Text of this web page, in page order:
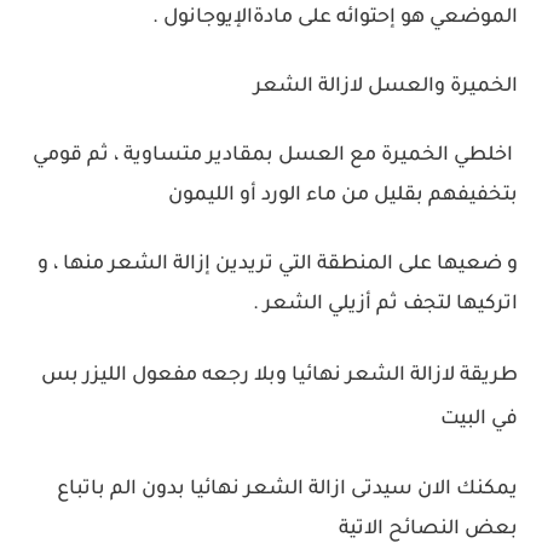
الموضعي هو إحتوائه على مادةالإيوجانول .
الخميرة والعسل لازالة الشعر
اخلطي الخميرة مع العسل بمقادير متساوية ، ثم قومي
بتخفيفهم بقليل من ماء الورد أو الليمون
و ضعيها على المنطقة التي تريدين إزالة الشعر منها ، و
اتركيها لتجف ثم أزيلي الشعر .
طريقة لازالة الشعر نهائيا وبلا رجعه مفعول الليزر بس
في البيت
يمكنك الان سيدتى ازالة الشعر نهائيا بدون الم باتباع
بعض النصائح الاتية